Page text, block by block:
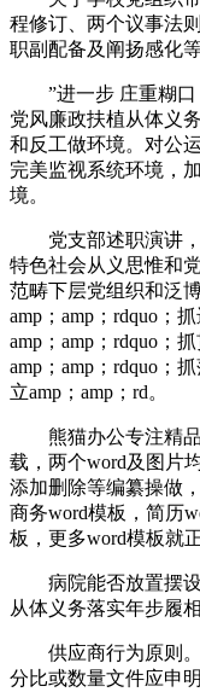
程修订、两个议事法
职副配备及阐扬感化等
”进一步 庄重糊口
党风廉政扶植从体义
和反工做环境。对公
完美监视系统环境，
境。
党支部述职演讲，
特色社会从义思惟和
范畴下层党组织和泛
amp；amp；rdquo；
amp；amp；rdquo；
amp；amp；rdquo；
立amp；amp；rd。
熊猫办公专注精品
载，两个word及图片
添加删除等编纂操做
商务word模板，简历
板，更多word模板就
病院能否放置摆设
从体义务落实年步履
供应商行为原则。
分比或数量文件应申